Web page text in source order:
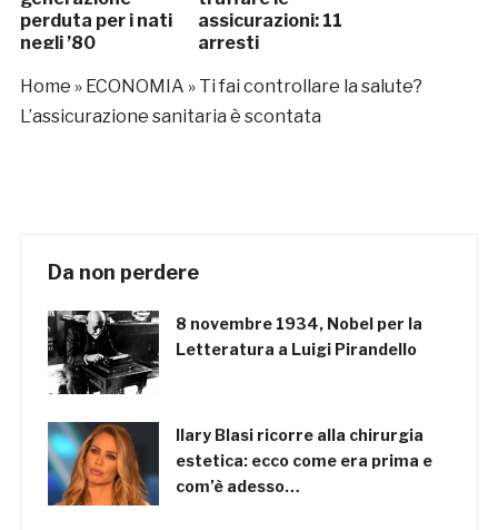
perduta per i nati
negli ’80
assicurazioni: 11
arresti
Home » ECONOMIA » Ti fai controllare la salute?
L’assicurazione sanitaria è scontata
Da non perdere
8 novembre 1934, Nobel per la
Letteratura a Luigi Pirandello
Ilary Blasi ricorre alla chirurgia
estetica: ecco come era prima e
com’è adesso…